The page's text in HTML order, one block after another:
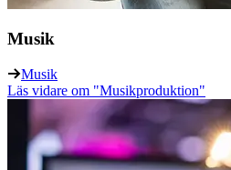
Musik
Musik
Läs vidare om "Musikproduktion"